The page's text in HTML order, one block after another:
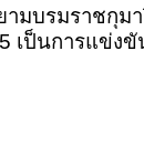
มบรมราชกุม
เป็นการแข่ง